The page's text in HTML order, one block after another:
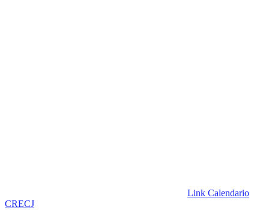
Link Calendario
CRECJ